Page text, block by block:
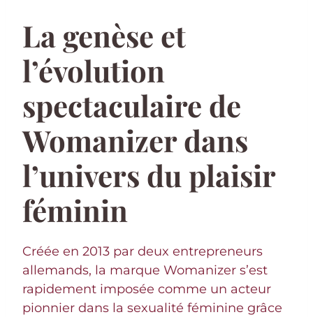
La genèse et
l’évolution
spectaculaire de
Womanizer dans
l’univers du plaisir
féminin
Créée en 2013 par deux entrepreneurs
allemands, la marque Womanizer s’est
rapidement imposée comme un acteur
pionnier dans la sexualité féminine grâce